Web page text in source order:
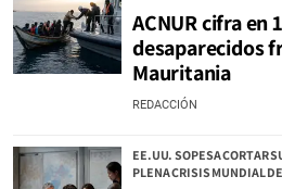
ACNUR cifra en
desaparecidos
Mauritania
REDACCIÓN
EE.UU. SOPESA CORTAR
PLENA CRISIS MUNDIAL